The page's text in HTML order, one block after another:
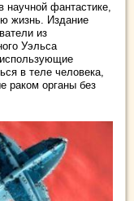
фантастике,
жизнь. Издание
из
Уэльса
в теле человека,
раком органы без